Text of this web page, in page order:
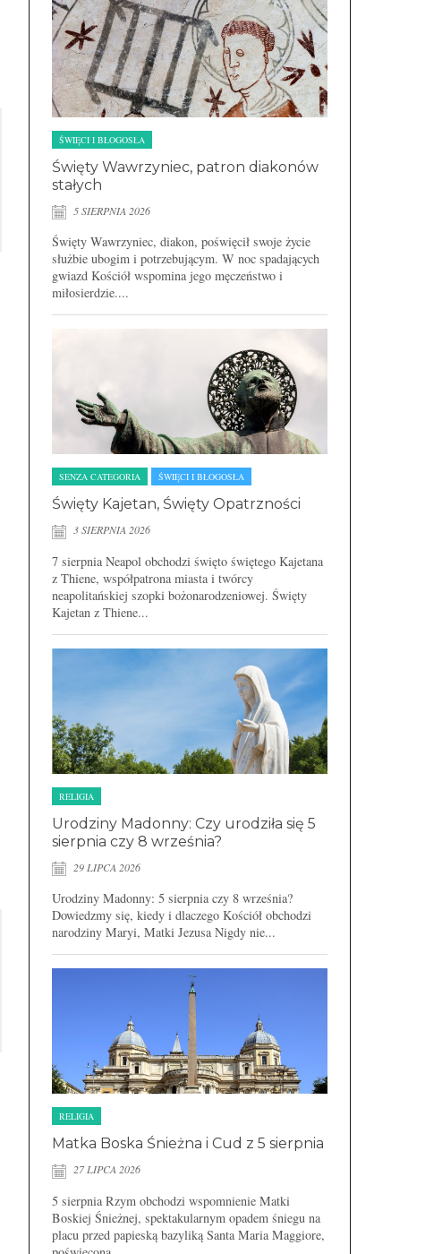
ŚWIĘCI I BŁOGOSŁA
Święty Wawrzyniec, patron diakonów
stałych
5 SIERPNIA 2026
Święty Wawrzyniec, diakon, poświęcił swoje życie
służbie ubogim i potrzebującym. W noc spadających
gwiazd Kościół wspomina jego męczeństwo i
miłosierdzie....
SENZA CATEGORIA ŚWIĘCI I BŁOGOSŁA
Święty Kajetan, Święty Opatrzności
3 SIERPNIA 2026
7 sierpnia Neapol obchodzi święto świętego Kajetana
z Thiene, współpatrona miasta i twórcy
neapolitańskiej szopki bożonarodzeniowej. Święty
Kajetan z Thiene...
RELIGIA
Urodziny Madonny: Czy urodziła się 5
sierpnia czy 8 września?
29 LIPCA 2026
Urodziny Madonny: 5 sierpnia czy 8 września?
Dowiedzmy się, kiedy i dlaczego Kościół obchodzi
narodziny Maryi, Matki Jezusa Nigdy nie...
RELIGIA
Matka Boska Śnieżna i Cud z 5 sierpnia
27 LIPCA 2026
5 sierpnia Rzym obchodzi wspomnienie Matki
Boskiej Śnieżnej, spektakularnym opadem śniegu na
placu przed papieską bazyliką Santa Maria Maggiore,